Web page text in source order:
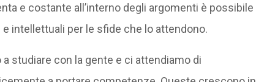
e costante all’interno degli argomenti è possibile
intellettuali per le sfide che lo attendono.
a studiare con la gente e ci attendiamo di